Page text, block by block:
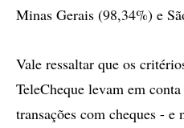
Minas Gerais (98,34%) e
Vale ressaltar que os
TeleCheque levam em
transações com cheques - e